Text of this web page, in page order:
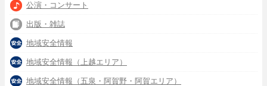
公演・コンサート
出版・雑誌
地域安全情報
地域安全情報（上越エリア）
地域安全情報（五泉・阿賀野・阿賀エリア）